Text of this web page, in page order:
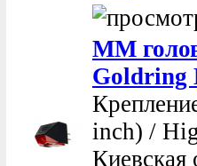
MM
Goldring
inch) /
Киевская